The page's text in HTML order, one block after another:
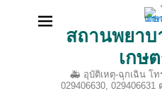
สถานพยาบ
เกษ
🚑 อุบัติเหตุ-ฉุกเฉิน โท
029406630, 029406631